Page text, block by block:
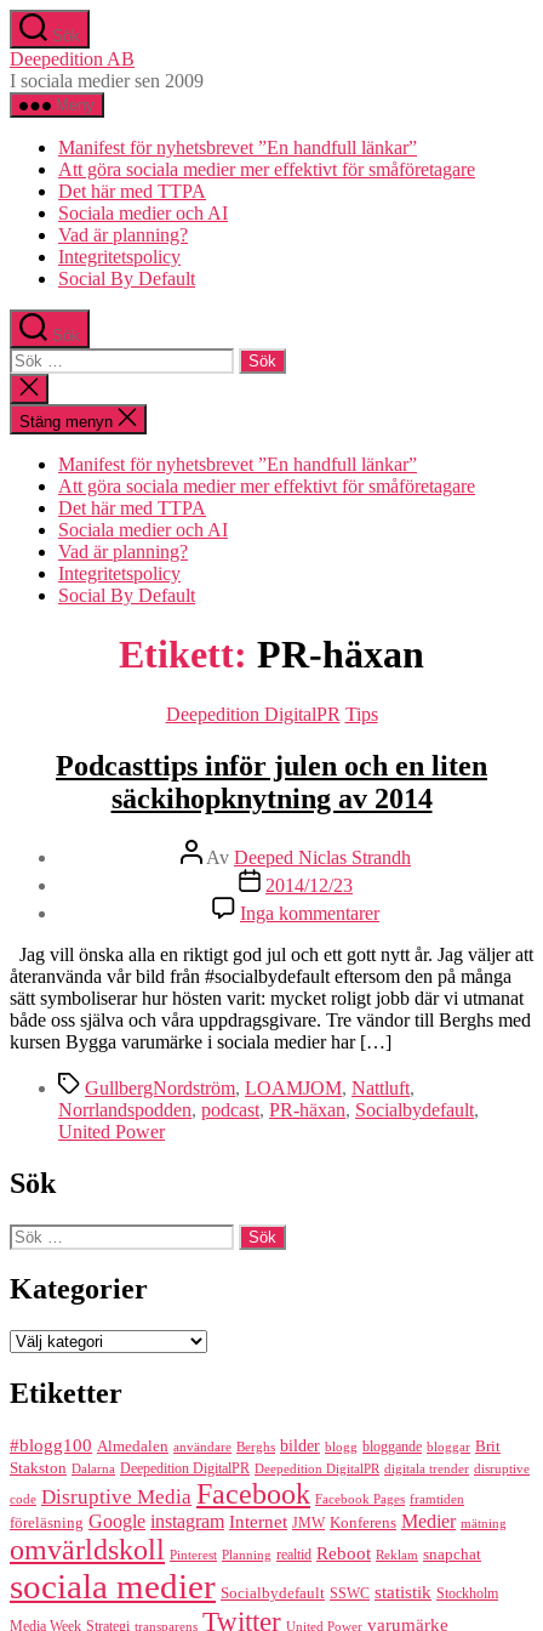
Hoppa
till
innehåll
Sök
Deepedition AB
I sociala medier sen 2009
Meny
Manifest för nyhetsbrevet ”En handfull länkar”
Att göra sociala medier mer effektivt för småföretagare
Det här med TTPA
Sociala medier och AI
Vad är planning?
Integritetspolicy
Social By Default
Sök
Sök
efter:
Stäng
sökningen
Stäng menyn
Manifest för nyhetsbrevet ”En handfull länkar”
Att göra sociala medier mer effektivt för småföretagare
Det här med TTPA
Sociala medier och AI
Vad är planning?
Integritetspolicy
Social By Default
Etikett: PR-häxan
Kategorier
Deepedition DigitalPR Tips
Podcasttips inför julen och en liten
säckihopknytning av 2014
Inläggsförfattare
Av Deeped Niclas Strandh
Inläggsdatum
2014/12/23
Inga kommentarertill
Podcasttips
inför
julen
och
en
liten
av
2014
Jag vill önska alla en riktigt god jul och ett gott nytt år. Jag väljer att
återanvända vår bild från #socialbydefault eftersom den på många
sätt symboliserar hur hösten varit: mycket roligt jobb där vi utmanat
både oss själva och våra uppdragsgivare. Tre vändor till Berghs med
kursen Bygga varumärke i sociala medier har […]
Etiketter
GullbergNordström, LOAMJOM, Nattluft,
Norrlandspodden, podcast, PR-häxan, Socialbydefault,
United Power
Sök
Sök
efter:
Kategorier
Kategorier
Etiketter
#blogg100 Almedalen användare Berghs bilder blogg bloggande bloggar Brit
Stakston Dalarna Deepedition DigitalPR Deepedition DigitalPR digitala trender disruptive
code Disruptive Media Facebook Facebook Pages framtiden
föreläsning Google instagram Internet JMW Konferens Medier mätning
omvärldskoll Pinterest Planning realtid Reboot Reklam snapchat
sociala medier Socialbydefault SSWC statistik Stockholm
Media Week Strategi transparens Twitter United Power varumärke